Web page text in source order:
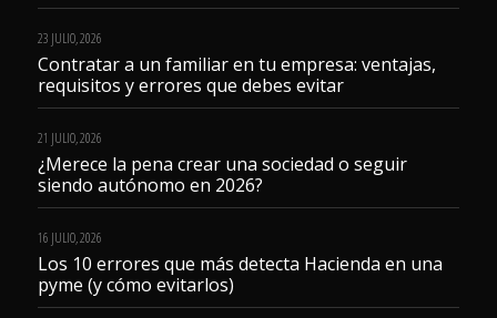
23 JULIO, 2026
Contratar a un familiar en tu empresa: ventajas,
requisitos y errores que debes evitar
21 JULIO, 2026
¿Merece la pena crear una sociedad o seguir
siendo autónomo en 2026?
16 JULIO, 2026
Los 10 errores que más detecta Hacienda en una
pyme (y cómo evitarlos)